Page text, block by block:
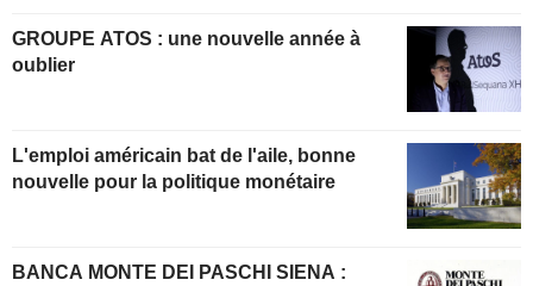
GROUPE ATOS : une nouvelle année à
oublier
L'emploi américain bat de l'aile, bonne
nouvelle pour la politique monétaire
BANCA MONTE DEI PASCHI SIENA :